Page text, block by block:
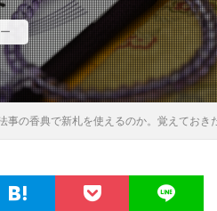
事の香典で新札を使えるのか。覚えておき